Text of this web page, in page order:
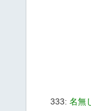
333: 名無